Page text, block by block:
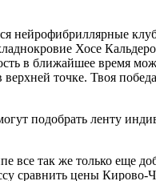
нейрофибриллярные
Хосе
в ближайшее время
точке. Твоя
подобрать ленту
все так же только еще
сравнить цены Кирово-